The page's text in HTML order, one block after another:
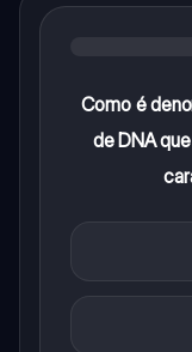
Como é
de DNA